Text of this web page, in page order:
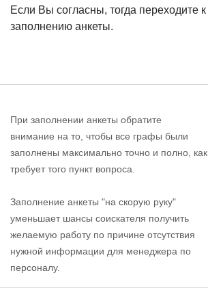
Если Вы согласны, тогда переходите к
заполнению анкеты.
При заполнении анкеты обратите
внимание на то, чтобы все графы были
заполнены максимально точно и полно, как
требует того пункт вопроса.
Заполнение анкеты "на скорую руку"
уменьшает шансы соискателя получить
желаемую работу по причине отсутствия
нужной информации для менеджера по
персоналу.